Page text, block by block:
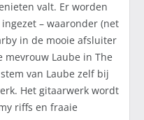
valt. Er worden
– waaronder (net
in de mooie afsluiter
mevrouw Laube in The
van Laube zelf bij
Het gitaarwerk wordt
riffs en fraaie